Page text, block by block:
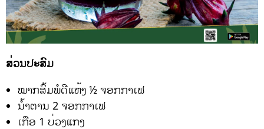
ສ່ວນປະສົມ
ໝາກສົ້ມພໍດີແຫ້ງ ½ ຈອກກາເຟ
ນ້ຳຕານ 2 ຈອກກາເຟ
ເກືອ 1 ບ່ວງແກງ